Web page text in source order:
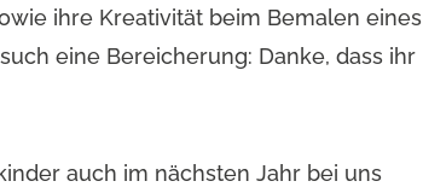
ihre Kreativität beim Bemalen eines
eine Bereicherung: Danke, dass ihr
auch im nächsten Jahr bei uns